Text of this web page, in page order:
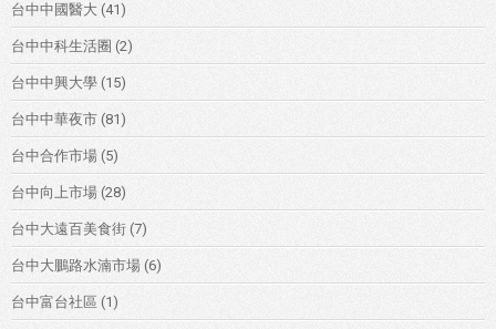
台中中國醫大 (41)
台中中科生活圈 (2)
台中中興大學 (15)
台中中華夜市 (81)
台中合作市場 (5)
台中向上市場 (28)
台中大遠百美食街 (7)
台中大鵬路水湳市場 (6)
台中富台社區 (1)